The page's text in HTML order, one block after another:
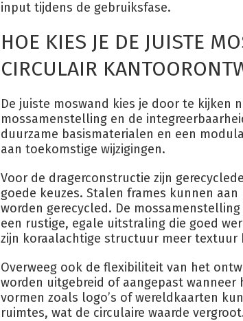
input tijdens de gebruiksfase.
HOE KIES JE DE JUISTE
CIRCULAIR
De juiste moswand kies je door te kijken
mossamenstelling en de
duurzame basismaterialen en een
aan toekomstige wijzigingen.
Voor de dragerconstructie zijn
goede keuzes. Stalen frames kunnen
worden gerecycled. De
een rustige, egale uitstraling die goed
zijn koraalachtige structuur meer textuur
Overweeg ook de flexibiliteit van het
worden uitgebreid of aangepast
vormen zoals logo’s of wereldkaarten
ruimtes, wat de circulaire waarde